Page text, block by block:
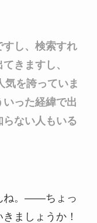
し、検索すれ
きますし、
気を誇っていま
った経緯で出
ない人もいる
ね。――ちょっ
ましょうか！